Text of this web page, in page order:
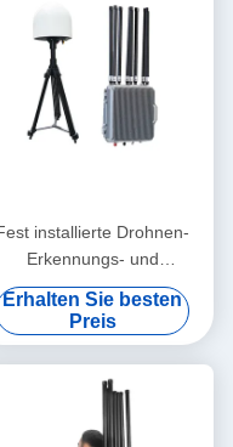
installierte Drohnen-
Erkennungs- und
Störungsanlage 360°
Erkennung
FPV-Videoübertragung
erkannt und erfasste
Videoübertragung
Erhalten Sie besten
Preis